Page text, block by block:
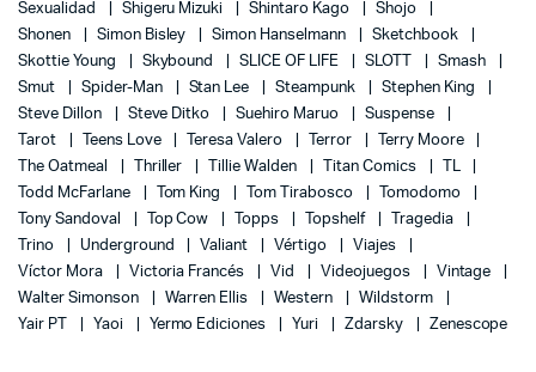
Sexualidad
Shigeru Mizuki Shintaro Kago
Shojo
Shonen
Simon Bisley Simon Hanselmann
Sketchbook
Skottie Young
Skybound SLICE OF LIFE SLOTT
Smash
Smut
Spider-Man Stan Lee Steampunk
Stephen King
Steve Dillon
Steve Ditko Suehiro Maruo
Suspense
Tarot
Teens Love Teresa Valero Terror
Terry Moore
The Oatmeal
Thriller Tillie Walden Titan Comics
TL
Todd McFarlane
Tom King Tom Tirabosco
Tomodomo
Tony Sandoval
Top Cow Topps Topshelf
Tragedia
Trino
Underground Valiant Vértigo
Viajes
Víctor Mora
Victoria Francés Vid Videojuegos
Vintage
Walter Simonson
Warren Ellis Western
Wildstorm
Yair PT
Yaoi Yermo Ediciones Yuri Zdarsky Zenescope